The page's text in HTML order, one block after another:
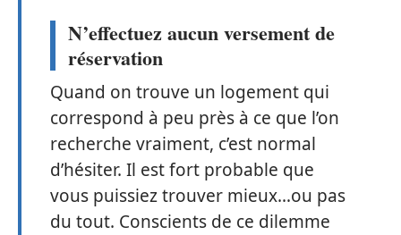
N’effectuez aucun versement de
réservation
Quand on trouve un logement qui
correspond à peu près à ce que l’on
recherche vraiment, c’est normal
d’hésiter. Il est fort probable que
vous puissiez trouver mieux…ou pas
du tout. Conscients de ce dilemme